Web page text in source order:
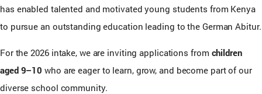
has enabled talented and motivated young students from Kenya
to pursue an outstanding education leading to the German Abitur.
For the 2026 intake, we are inviting applications from children
aged 9–10 who are eager to learn, grow, and become part of our
diverse school community.